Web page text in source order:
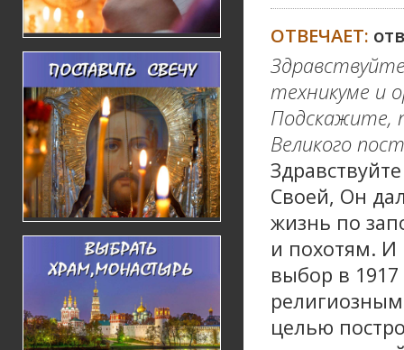
ОТВЕЧАЕТ:
техникуме и
Подскажите,
Великого
Своей, Он
жизнь по
и похотям. И
выбор в
целью